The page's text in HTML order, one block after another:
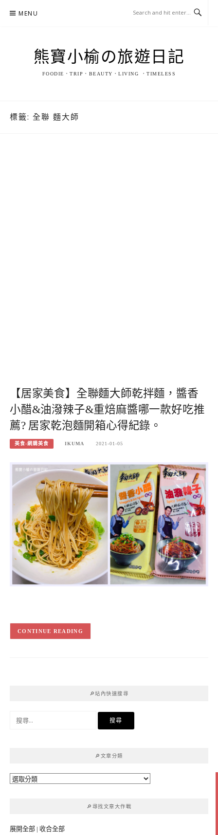
MENU
熊寶小榆の旅遊日記
FOODIE．TRIP．BEAUTY．LIVING ．TIMELESS
標籤: 全聯 麵大師
【居家美食】全聯麵大師乾拌麵，醬香
小醋&油潑辣子&重焙麻醬哪一款好吃推
薦? 居家乾泡麵開箱心得紀錄。
美食-網購美食 IKUMA 2021-01-05
CONTINUE READING
🔎站內快速搜尋
🔎文章分類
🔎
🔎尋找文章大作戰
展開全部 | 收合全部